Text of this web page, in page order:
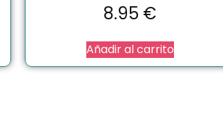
8.95 €
Añadir al carrito